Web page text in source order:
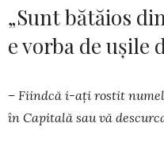
„Sunt bătăios
e vorba de ușile
– Fiindcă i-ați rostit
în Capi­ta­lă sau vă